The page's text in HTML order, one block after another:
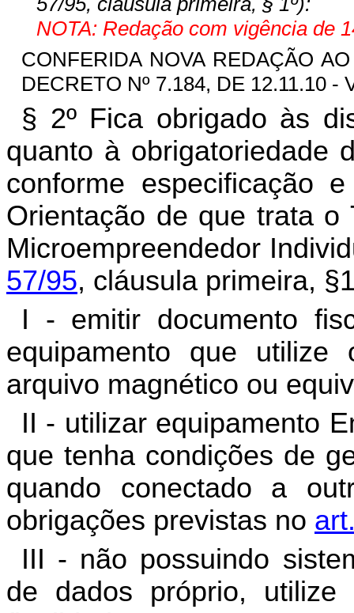
NOTA: Redação com vigência de
CONFERIDA NOVA REDAÇÃO
DECRETO Nº 7.184, DE 12.11.10 -
§ 2º Fica obrigado às
quanto à obrigatoriedade
conforme especificação
Orientação de que trata
Microempreendedor
57/95, cláusula primeira,
I - emitir documento
equipamento que
arquivo magnético ou
II - utilizar equipamento
que tenha condições de
quando conectado a
obrigações previstas no
III - não possuindo
de dados próprio,